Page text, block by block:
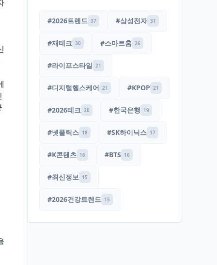
#2026트렌드 37 #삼성전자 31
#재테크 30 #스마트홈 26
#라이프스타일 21
#디지털헬스케어 21 #KPOP 21
#2026테크 20 #한국은행 19
#넷플릭스 18 #SK하이닉스 17
#K콘텐츠 16 #BTS 16
#최신정보 15
#2026건강트렌드 15